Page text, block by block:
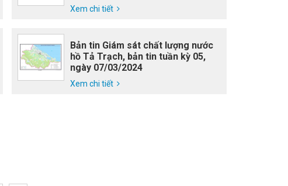
Xem chi tiết
Bản tin Giám sát chất lượng nước
hồ Tả Trạch, bản tin tuần kỳ 05,
ngày 07/03/2024
Xem chi tiết